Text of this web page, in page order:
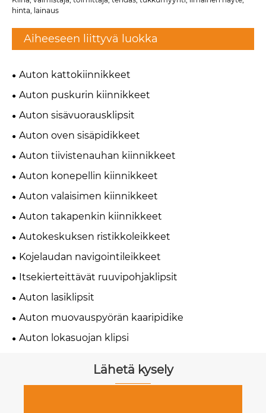
hinta, lainaus
Aiheeseen liittyvä luokka
Auton kattokiinnikkeet
Auton puskurin kiinnikkeet
Auton sisävuorausklipsit
Auton oven sisäpidikkeet
Auton tiivistenauhan kiinnikkeet
Auton konepellin kiinnikkeet
Auton valaisimen kiinnikkeet
Auton takapenkin kiinnikkeet
Autokeskuksen ristikkoleikkeet
Kojelaudan navigointileikkeet
Itsekierteittävät ruuvipohjaklipsit
Auton lasiklipsit
Auton muovauspyörän kaaripidike
Auton lokasuojan klipsi
Lähetä kysely